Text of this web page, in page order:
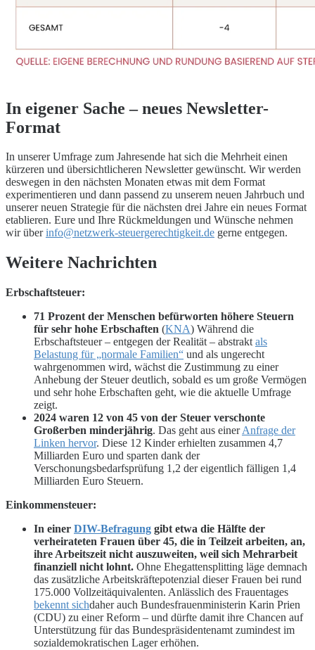
In eigener Sache – neues Newsletter-
Format
In unserer Umfrage zum Jahresende hat sich die Mehrheit einen
kürzeren und übersichtlicheren Newsletter gewünscht. Wir werden
deswegen in den nächsten Monaten etwas mit dem Format
experimentieren und dann passend zu unserem neuen Jahrbuch und
unserer neuen Strategie für die nächsten drei Jahre ein neues Format
etablieren. Eure und Ihre Rückmeldungen und Wünsche nehmen
wir überinfo@netzwerk-steuergerechtigkeit.de gerne entgegen.
Weitere Nachrichten
Erbschaftsteuer:
71 Prozent der Menschen befürworten höhere Steuern
für sehr hohe Erbschaften (KNA) Während die
Erbschaftsteuer – entgegen der Realität – abstrakt als
Belastung für „normale Familien“ und als ungerecht
wahrgenommen wird, wächst die Zustimmung zu einer
Anhebung der Steuer deutlich, sobald es um große Vermögen
und sehr hohe Erbschaften geht, wie die aktuelle Umfrage
zeigt.
2024 waren 12 von 45 von der Steuer verschonte
Großerben minderjährig. Das geht aus einerAnfrage der
Linken hervor. Diese 12 Kinder erhielten zusammen 4,7
Milliarden Euro und sparten dank der
Verschonungsbedarfsprüfung 1,2 der eigentlich fälligen 1,4
Milliarden Euro Steuern.
Einkommensteuer:
In einer DIW-Befragung gibt etwa die Hälfte der
verheirateten Frauen über 45, die in Teilzeit arbeiten, an,
ihre Arbeitszeit nicht auszuweiten, weil sich Mehrarbeit
finanziell nicht lohnt. Ohne Ehegattensplitting läge demnach
das zusätzliche Arbeitskräftepotenzial dieser Frauen bei rund
175.000 Vollzeitäquivalenten. Anlässlich des Frauentages
bekennt sichdaher auch Bundesfrauenministerin Karin Prien
(CDU) zu einer Reform – und dürfte damit ihre Chancen auf
Unterstützung für das Bundespräsidentenamt zumindest im
sozialdemokratischen Lager erhöhen.